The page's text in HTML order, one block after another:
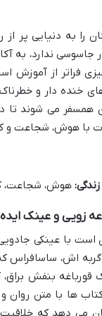
را به دنیایی پر از
ندارد، به
فراتر از
خنده دار و
بن همسفر می شوند
با هوش، شجاعت
هوش، شجاعت،
زویی و عینک
است با عینکی
اش، ساسافراس
بنفش
ها با متن روان و